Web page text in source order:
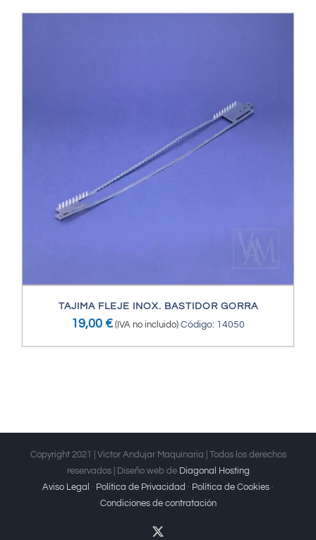
TAJIMA FLEJE INOX. BASTIDOR GORRA
19,00 € (IVA no incluido) Código: 14050
Copyright 2021 | Victor Andujar Maquinaria | Todos los derechos
reservados | Diseño web de Diagonal Hosting
Aviso Legal · Política de Privacidad · Política de Cookies ·
Condiciones de contratación